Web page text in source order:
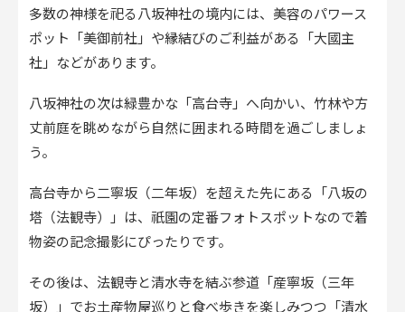
多数の神様を祀る八坂神社の境内には、美容のパワース
ポット「美御前社」や縁結びのご利益がある「大國主
社」などがあります。
八坂神社の次は緑豊かな「高台寺」へ向かい、竹林や方
丈前庭を眺めながら自然に囲まれる時間を過ごしましょ
う。
高台寺から二寧坂（二年坂）を超えた先にある「八坂の
塔（法観寺）」は、祇園の定番フォトスポットなので着
物姿の記念撮影にぴったりです。
その後は、法観寺と清水寺を結ぶ参道「産寧坂（三年
坂）」でお土産物屋巡りと食べ歩きを楽しみつつ「清水